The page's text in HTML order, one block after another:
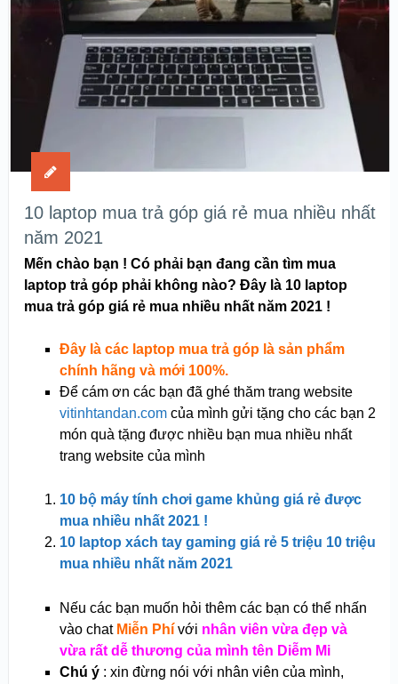
10 laptop mua trả góp giá rẻ mua nhiều nhất
năm 2021
Mến chào bạn ! Có phải bạn đang cần tìm mua
laptop trả góp phải không nào? Đây là 10 laptop
mua trả góp giá rẻ mua nhiều nhất năm 2021 !
Đây là các laptop mua trả góp là sản phẩm
chính hãng và mới 100%.
Để cám ơn các bạn đã ghé thăm trang website
vitinhtandan.comcủa mình gửi tặng cho các bạn 2
món quà tặng được nhiều bạn mua nhiều nhất
trang website của mình
10 bộ máy tính chơi game khủng giá rẻ được
mua nhiều nhất 2021 !
10 laptop xách tay gaming giá rẻ 5 triệu 10 triệu
mua nhiều nhất năm 2021
Nếu các bạn muốn hỏi thêm các bạn có thể nhấn
vào chat Miễn Phívới nhân viên vừa đẹp và
vừa rất dễ thương của mình tên Diễm Mi
Chú ý: xin đừng nói với nhân viên của mình,